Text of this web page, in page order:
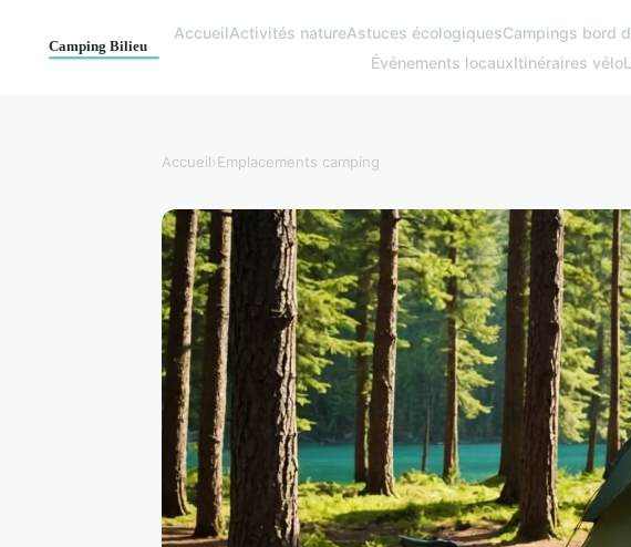
AccueilActivités natureAstuces écologiquesCampings bord
Événements locauxItinéraires vélo
Accueil›Emplacements camping